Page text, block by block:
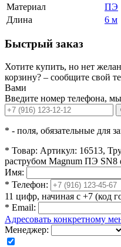
Материал
ПЭ
Длина
6 м
Быстрый заказ
Хотите купить, но нет
корзину? – сообщите свой
Вами
Введите номер телефона,
* - поля, обязательные для
* Товар: Артикул: 16513,
раструбом Magnum ПЭ SN8
Имя:
* Телефон:
11 цифр, начиная с +7 (код
* Email:
Адресовать конкретному
Менеджер: